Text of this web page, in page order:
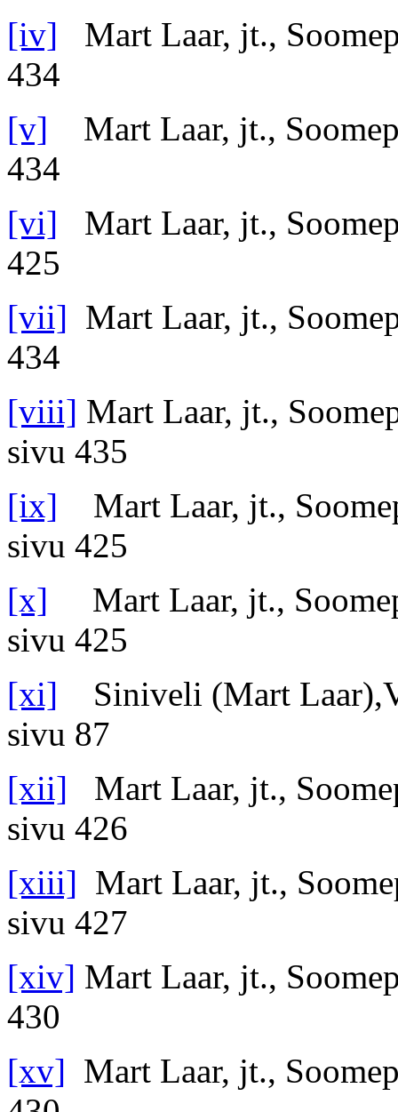
[iv]
Mart Laar, jt.,
434
[v]
Mart Laar, jt.,
434
[vi]
Mart Laar, jt.,
425
[vii] Mart Laar, jt.,
434
[viii] Mart Laar, jt.,
sivu 435
[ix]
Mart Laar, jt.,
sivu 425
[x]
Mart Laar, jt.,
sivu 425
[xi]
Siniveli (Mart
sivu 87
[xii]
Mart Laar, jt.,
sivu 426
[xiii] Mart Laar, jt.,
sivu 427
[xiv] Mart Laar, jt.,
430
[xv] Mart Laar, jt.,